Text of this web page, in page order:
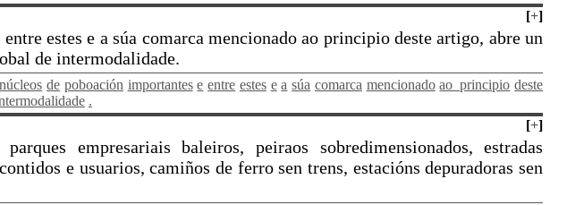
[+]
estes e a súa comarca mencionado ao principio deste artigo, abre un
de intermodalidade.
núcleos de poboación importantes e entre estes e a súa comarca mencionado ao_principio deste
.
[+]
empresariais baleiros, peiraos sobredimensionados, estradas
e usuarios, camiños de ferro sen trens, estacións depuradoras sen